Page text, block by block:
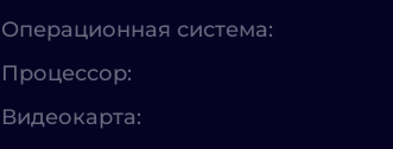
Операционная система:
Процессор:
Видеокарта: